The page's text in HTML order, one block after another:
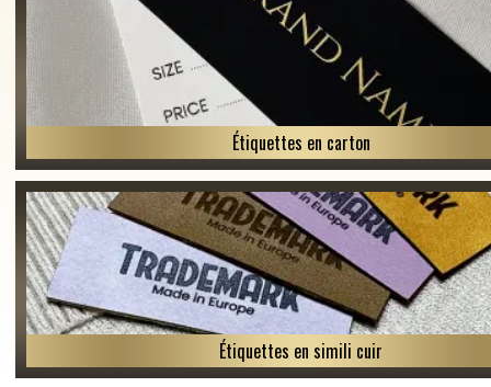
Étiquettes en carton
Étiquettes en simili cuir